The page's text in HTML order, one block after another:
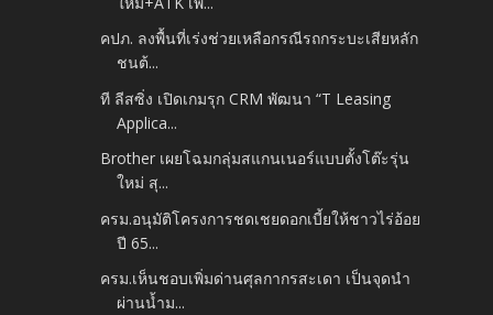
คปภ. ลงพื้นที่เร่งช่วยเหลือกรณีรถกระบะเสียหลัก
ชนต้...
ที ลีสซิ่ง เปิดเกมรุก CRM พัฒนา “T Leasing
Applica...
Brother เผยโฉมกลุ่มสแกนเนอร์แบบตั้งโต๊ะรุ่น
ใหม่ สุ...
ครม.อนุมัติโครงการชดเชยดอกเบี้ยให้ชาวไร่อ้อย
ปี 65...
ครม.เห็นชอบเพิ่มด่านศุลกากรสะเดา เป็นจุดนำ
ผ่านน้ำม...